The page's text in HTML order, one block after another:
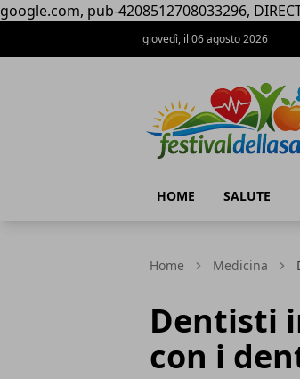
google.com, pub-4208512708033296,
giovedì, il 06 agosto 2026
HOME SALUTE
Home Medicina
Dentisti
con i